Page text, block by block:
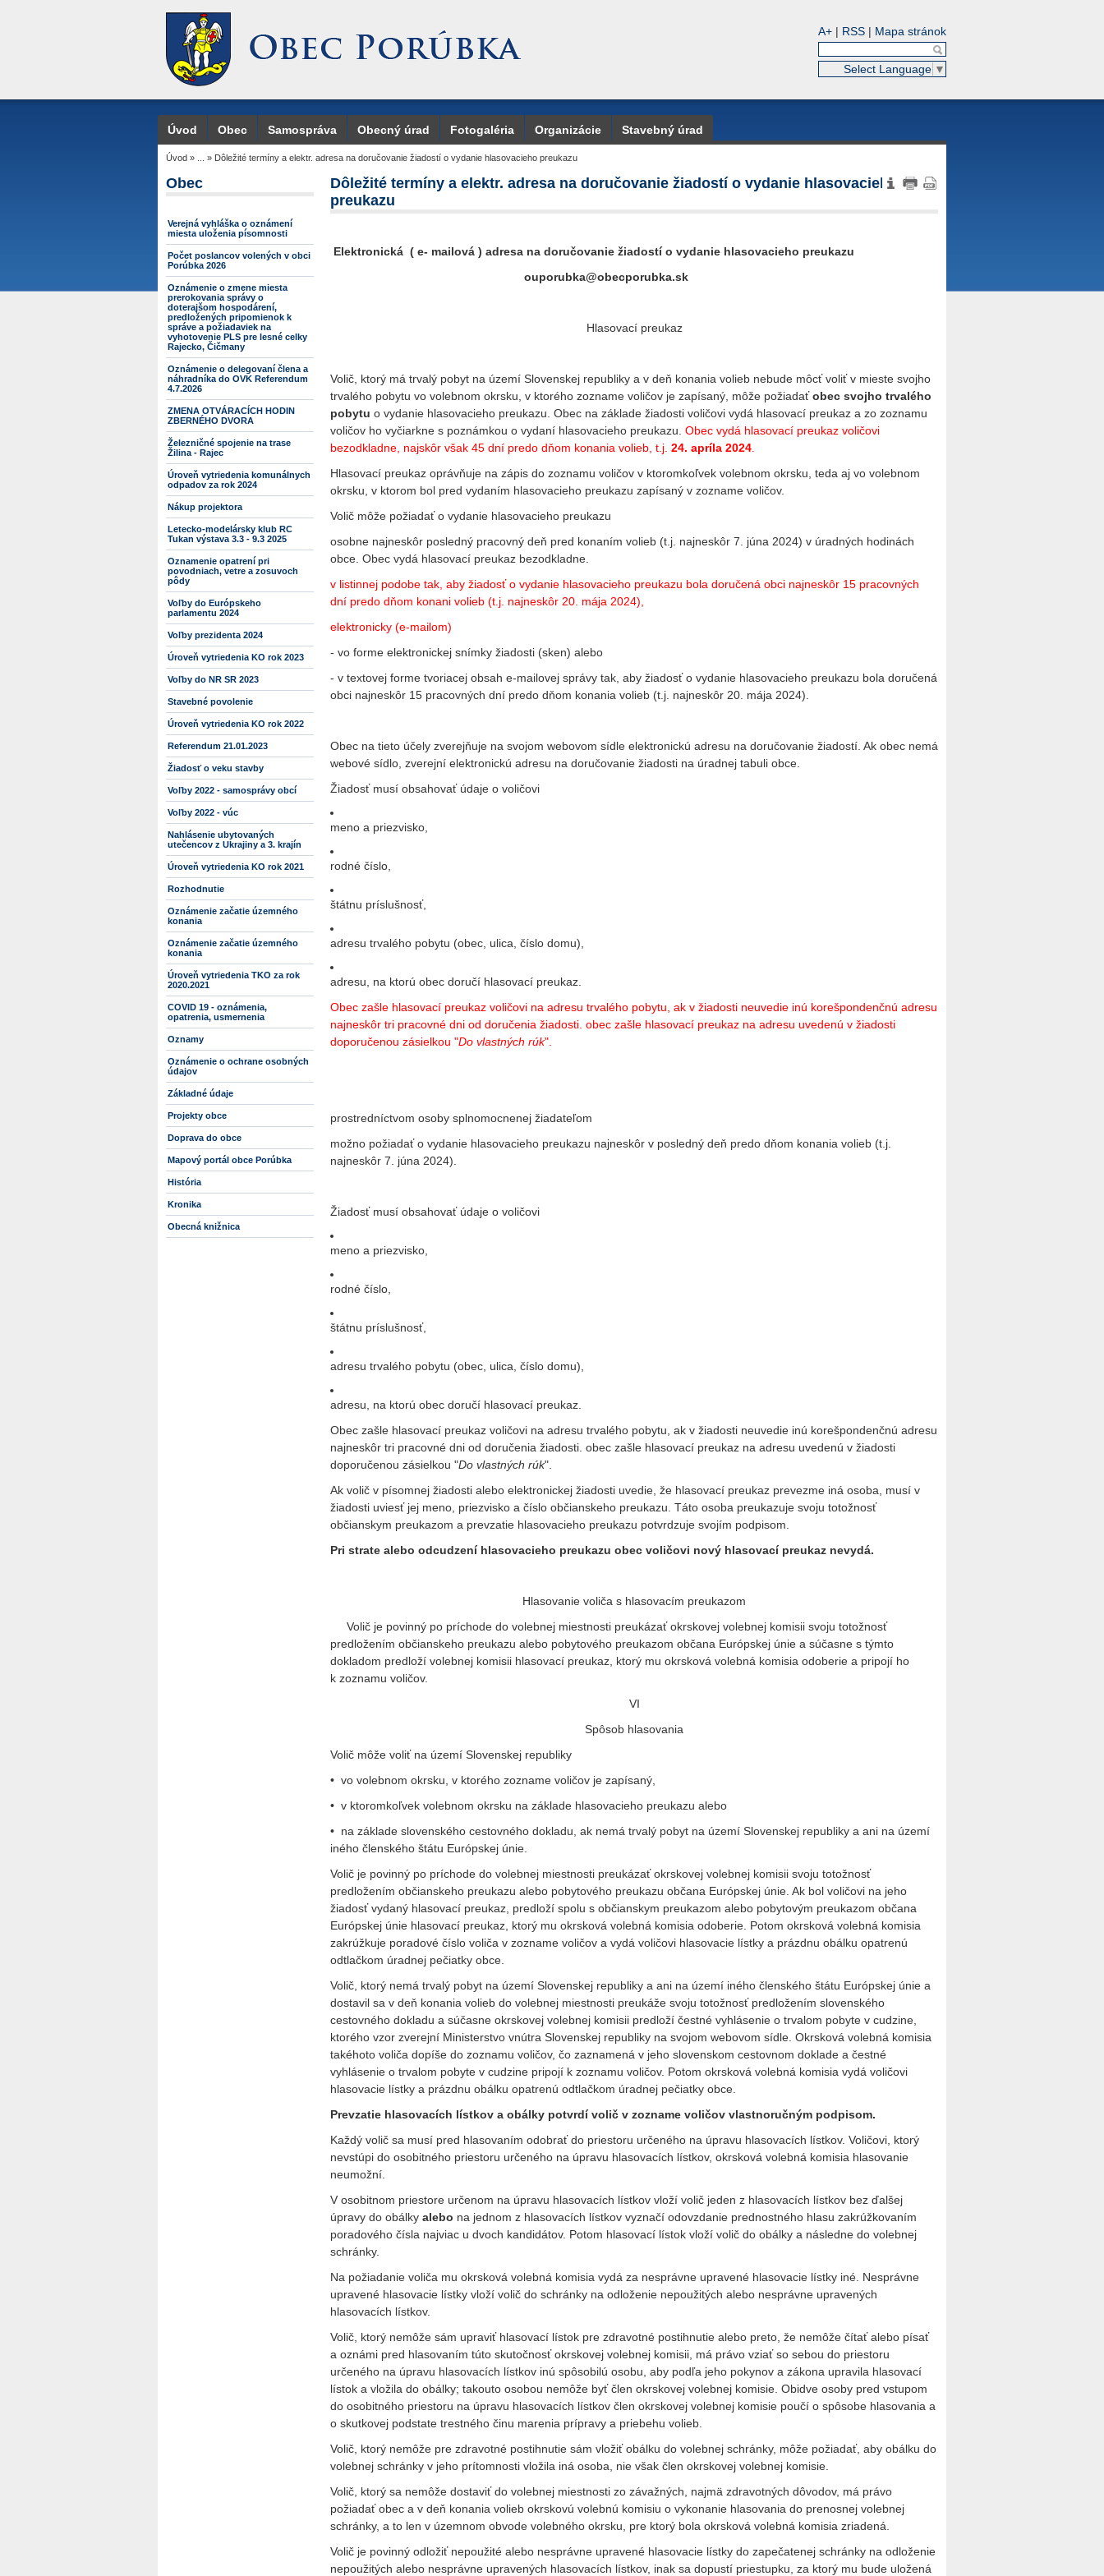
A+ | RSS | Mapa stránok
Select Language ▼
Úvod Obec Samospráva Obecný úrad Fotogaléria Organizácie Stavebný úrad
Úvod » » Dôležité termíny a elektr. adresa na doručovanie žiadostí o vydanie hlasovacieho preukazu
Obec
Verejná vyhláška o oznámení
miesta uloženia písomnosti
Počet poslancov volených v obci
Porúbka 2026
Oznámenie o zmene miesta
prerokovania správy o
doterajšom hospodárení,
predložených pripomienok k
správe a požiadaviek na
vyhotovenie PLS pre lesné celky
Rajecko, Čičmany
Oznámenie o delegovaní člena a
náhradníka do OVK Referendum
4.7.2026
ZMENA OTVÁRACÍCH HODIN
ZBERNÉHO DVORA
Železničné spojenie na trase
Žilina - Rajec
Úroveň vytriedenia komunálnych
odpadov za rok 2024
Nákup projektora
Letecko-modelársky klub RC
Tukan výstava 3.3 - 9.3 2025
Oznamenie opatrení pri
povodniach, vetre a zosuvoch
pôdy
Voľby do Európskeho
parlamentu 2024
Voľby prezidenta 2024
Úroveň vytriedenia KO rok 2023
Voľby do NR SR 2023
Stavebné povolenie
Úroveň vytriedenia KO rok 2022
Referendum 21.01.2023
Žiadosť o veku stavby
Voľby 2022 - samosprávy obcí
Voľby 2022 - vúc
Nahlásenie ubytovaných
utečencov z Ukrajiny a 3. krajín
Úroveň vytriedenia KO rok 2021
Rozhodnutie
Oznámenie začatie územného
konania
Oznámenie začatie územného
konania
Úroveň vytriedenia TKO za rok
2020.2021
COVID 19 - oznámenia,
opatrenia, usmernenia
Oznamy
Oznámenie o ochrane osobných
údajov
Základné údaje
Projekty obce
Doprava do obce
Mapový portál obce Porúbka
História
Kronika
Obecná knižnica
Dôležité termíny a elektr. adresa na doručovanie žiadostí o vydanie hlasovacieho
preukazu
Elektronická ( e- mailová ) adresa na doručovanie žiadostí o vydanie hlasovacieho preukazu
ouporubka@obecporubka.sk
Hlasovací preukaz
Volič, ktorý má trvalý pobyt na území Slovenskej republiky a v deň konania volieb nebude môcť voliť v mieste svojho
trvalého pobytu vo volebnom okrsku, v ktorého zozname voličov je zapísaný, môže požiadaťobec svojho trvalého
pobytu o vydanie hlasovacieho preukazu. Obec na základe žiadosti voličovi vydá hlasovací preukaz a zo zoznamu
voličov ho vyčiarkne s poznámkou o vydaní hlasovacieho preukazu. Obec vydá hlasovací preukaz voličovi
bezodkladne, najskôr však 45 dní predo dňom konania volieb, t.j. 24. apríla 2024
Hlasovací preukaz oprávňuje na zápis do zoznamu voličov v ktoromkoľvek volebnom okrsku, teda aj vo volebnom
okrsku, v ktorom bol pred vydaním hlasovacieho preukazu zapísaný v zozname voličov.
Volič môže požiadať o vydanie hlasovacieho preukazu
osobne najneskôr posledný pracovný deň pred konaním volieb (t.j. najneskôr 7. júna 2024) v úradných hodinách
obce. Obec vydá hlasovací preukaz bezodkladne.
v listinnej podobe tak, aby žiadosť o vydanie hlasovacieho preukazu bola doručená obci najneskôr 15 pracovných
dní predo dňom konani volieb (t.j. najneskôr 20. mája 2024),
elektronicky (e-mailom)
- vo forme elektronickej snímky žiadosti (sken) alebo
- v textovej forme tvoriacej obsah e-mailovej správy tak, aby žiadosť o vydanie hlasovacieho preukazu bola doručená
obci najneskôr 15 pracovných dní predo dňom konania volieb (t.j. najneskôr 20. mája 2024).
Obec na tieto účely zverejňuje na svojom webovom sídle elektronickú adresu na doručovanie žiadostí. Ak obec nemá
webové sídlo, zverejní elektronickú adresu na doručovanie žiadosti na úradnej tabuli obce.
Žiadosť musí obsahovať údaje o voličovi
meno a priezvisko,
rodné číslo,
štátnu príslušnosť,
adresu trvalého pobytu (obec, ulica, číslo domu),
adresu, na ktorú obec doručí hlasovací preukaz.
Obec zašle hlasovací preukaz voličovi na adresu trvalého pobytu, ak v žiadosti neuvedie inú korešpondenčnú adresu
najneskôr tri pracovné dni od doručenia žiadosti. obec zašle hlasovací preukaz na adresu uvedenú v žiadosti
doporučenou zásielkou "Do vlastných rúk".
prostredníctvom osoby splnomocnenej žiadateľom
možno požiadať o vydanie hlasovacieho preukazu najneskôr v posledný deň predo dňom konania volieb (t.j.
najneskôr 7. júna 2024).
Žiadosť musí obsahovať údaje o voličovi
meno a priezvisko,
rodné číslo,
štátnu príslušnosť,
adresu trvalého pobytu (obec, ulica, číslo domu),
adresu, na ktorú obec doručí hlasovací preukaz.
Obec zašle hlasovací preukaz voličovi na adresu trvalého pobytu, ak v žiadosti neuvedie inú korešpondenčnú adresu
najneskôr tri pracovné dni od doručenia žiadosti. obec zašle hlasovací preukaz na adresu uvedenú v žiadosti
doporučenou zásielkou "Do vlastných rúk".
Ak volič v písomnej žiadosti alebo elektronickej žiadosti uvedie, že hlasovací preukaz prevezme iná osoba, musí v
žiadosti uviesť jej meno, priezvisko a číslo občianskeho preukazu. Táto osoba preukazuje svoju totožnosť
občianskym preukazom a prevzatie hlasovacieho preukazu potvrdzuje svojím podpisom.
Pri strate alebo odcudzení hlasovacieho preukazu obec voličovi nový hlasovací preukaz nevydá.
Hlasovanie voliča s hlasovacím preukazom
Volič je povinný po príchode do volebnej miestnosti preukázať okrskovej volebnej komisii svoju totožnosť
predložením občianskeho preukazu alebo pobytového preukazom občana Európskej únie a súčasne s týmto
dokladom predloží volebnej komisii hlasovací preukaz, ktorý mu okrsková volebná komisia odoberie a pripojí ho
k zoznamu voličov.
VI
Spôsob hlasovania
Volič môže voliť na území Slovenskej republiky
• vo volebnom okrsku, v ktorého zozname voličov je zapísaný,
• v ktoromkoľvek volebnom okrsku na základe hlasovacieho preukazu alebo
• na základe slovenského cestovného dokladu, ak nemá trvalý pobyt na území Slovenskej republiky a ani na území
iného členského štátu Európskej únie.
Volič je povinný po príchode do volebnej miestnosti preukázať okrskovej volebnej komisii svoju totožnosť
predložením občianskeho preukazu alebo pobytového preukazu občana Európskej únie. Ak bol voličovi na jeho
žiadosť vydaný hlasovací preukaz, predloží spolu s občianskym preukazom alebo pobytovým preukazom občana
Európskej únie hlasovací preukaz, ktorý mu okrsková volebná komisia odoberie. Potom okrsková volebná komisia
zakrúžkuje poradové číslo voliča v zozname voličov a vydá voličovi hlasovacie lístky a prázdnu obálku opatrenú
odtlačkom úradnej pečiatky obce.
Volič, ktorý nemá trvalý pobyt na území Slovenskej republiky a ani na území iného členského štátu Európskej únie a
dostavil sa v deň konania volieb do volebnej miestnosti preukáže svoju totožnosť predložením slovenského
cestovného dokladu a súčasne okrskovej volebnej komisii predloží čestné vyhlásenie o trvalom pobyte v cudzine,
ktorého vzor zverejní Ministerstvo vnútra Slovenskej republiky na svojom webovom sídle. Okrsková volebná komisia
takéhoto voliča dopíše do zoznamu voličov, čo zaznamená v jeho slovenskom cestovnom doklade a čestné
vyhlásenie o trvalom pobyte v cudzine pripojí k zoznamu voličov. Potom okrsková volebná komisia vydá voličovi
hlasovacie lístky a prázdnu obálku opatrenú odtlačkom úradnej pečiatky obce.
Prevzatie hlasovacích lístkov a obálky potvrdí volič v zozname voličov vlastnoručným podpisom.
Každý volič sa musí pred hlasovaním odobrať do priestoru určeného na úpravu hlasovacích lístkov. Voličovi, ktorý
nevstúpi do osobitného priestoru určeného na úpravu hlasovacích lístkov, okrsková volebná komisia hlasovanie
neumožní.
V osobitnom priestore určenom na úpravu hlasovacích lístkov vloží volič jeden z hlasovacích lístkov bez ďalšej
úpravy do obálky alebo na jednom z hlasovacích lístkov vyznačí odovzdanie prednostného hlasu zakrúžkovaním
poradového čísla najviac u dvoch kandidátov. Potom hlasovací lístok vloží volič do obálky a následne do volebnej
schránky.
Na požiadanie voliča mu okrsková volebná komisia vydá za nesprávne upravené hlasovacie lístky iné. Nesprávne
upravené hlasovacie lístky vloží volič do schránky na odloženie nepoužitých alebo nesprávne upravených
hlasovacích lístkov.
Volič, ktorý nemôže sám upraviť hlasovací lístok pre zdravotné postihnutie alebo preto, že nemôže čítať alebo písať
a oznámi pred hlasovaním túto skutočnosť okrskovej volebnej komisii, má právo vziať so sebou do priestoru
určeného na úpravu hlasovacích lístkov inú spôsobilú osobu, aby podľa jeho pokynov a zákona upravila hlasovací
lístok a vložila do obálky; takouto osobou nemôže byť člen okrskovej volebnej komisie. Obidve osoby pred vstupom
do osobitného priestoru na úpravu hlasovacích lístkov člen okrskovej volebnej komisie poučí o spôsobe hlasovania a
o skutkovej podstate trestného činu marenia prípravy a priebehu volieb.
Volič, ktorý nemôže pre zdravotné postihnutie sám vložiť obálku do volebnej schránky, môže požiadať, aby obálku do
volebnej schránky v jeho prítomnosti vložila iná osoba, nie však člen okrskovej volebnej komisie.
Volič, ktorý sa nemôže dostaviť do volebnej miestnosti zo závažných, najmä zdravotných dôvodov, má právo
požiadať obec a v deň konania volieb okrskovú volebnú komisiu o vykonanie hlasovania do prenosnej volebnej
schránky, a to len v územnom obvode volebného okrsku, pre ktorý bola okrsková volebná komisia zriadená.
Volič je povinný odložiť nepoužité alebo nesprávne upravené hlasovacie lístky do zapečatenej schránky na odloženie
nepoužitých alebo nesprávne upravených hlasovacích lístkov, inak sa dopustí priestupku, za ktorý mu bude uložená